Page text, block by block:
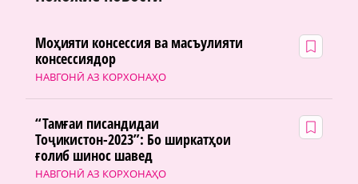
НАВГОНӢ АЗ КОРХОНАҲО
Моҳияти консессия ва масъулияти
консессиядор
НАВГОНӢ АЗ КОРХОНАҲО
“Тамғаи писандидаи
Тоҷикистон-2023”: Бо ширкатҳои
ғолиб шинос шавед